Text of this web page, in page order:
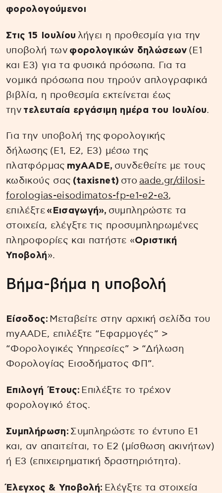
φορολογούμενοι
Στις 15 Ιουλίου λήγει η προθεσμία για την
υποβολή των φορολογικών δηλώσεων (Ε1
και Ε3) για τα φυσικά πρόσωπα. Για τα
νομικά πρόσωπα που τηρούν απλογραφικά
βιβλία, η προθεσμία εκτείνεται έως
την τελευταία εργάσιμη ημέρα του Ιουλίου.
Για την υποβολή της φορολογικής
δήλωσης (Ε1, Ε2, Ε3) μέσω της
πλατφόρμας myAADE, συνδεθείτε με τους
κωδικούς σας (taxisnet) στο aade.gr/dilosi-
forologias-eisodimatos-fp-e1-e2-e3,
επιλέξτε «Εισαγωγή», συμπληρώστε τα
στοιχεία, ελέγξτε τις προσυμπληρωμένες
πληροφορίες και πατήστε «Οριστική
Υποβολή».
Βήμα-βήμα η υποβολή
Είσοδος: Μεταβείτε στην αρχική σελίδα του
myAADE, επιλέξτε “Εφαρμογές” >
“Φορολογικές Υπηρεσίες” > “Δήλωση
Φορολογίας Εισοδήματος ΦΠ”.
Επιλογή Έτους: Επιλέξτε το τρέχον
φορολογικό έτος.
Συμπλήρωση: Συμπληρώστε το έντυπο Ε1
και, αν απαιτείται, το Ε2 (μίσθωση ακινήτων)
ή Ε3 (επιχειρηματική δραστηριότητα).
Έλεγχος & Υποβολή: Ελέγξτε τα στοιχεία